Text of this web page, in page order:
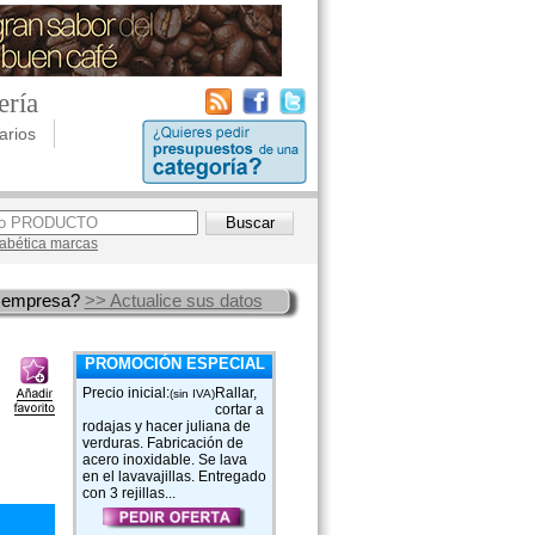
marcas
>> Actualice sus datos
PROMOCIÓN ESPECIAL
Precio inicial:(sin IVA)Rallar,
cortar a
rodajas y hacer juliana de
verduras. Fabricación de
acero inoxidable. Se lava
en el lavavajillas. Entregado
con 3 rejillas...